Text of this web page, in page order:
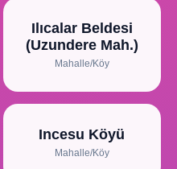
Ilıcalar Beldesi
(Uzundere Mah.)
Mahalle/Köy
Incesu Köyü
Mahalle/Köy